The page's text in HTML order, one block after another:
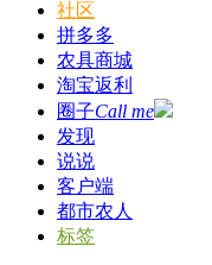
社区
拼多多
农具商城
淘宝返利
圈子Call me
发现
说说
客户端
都市农人
标签